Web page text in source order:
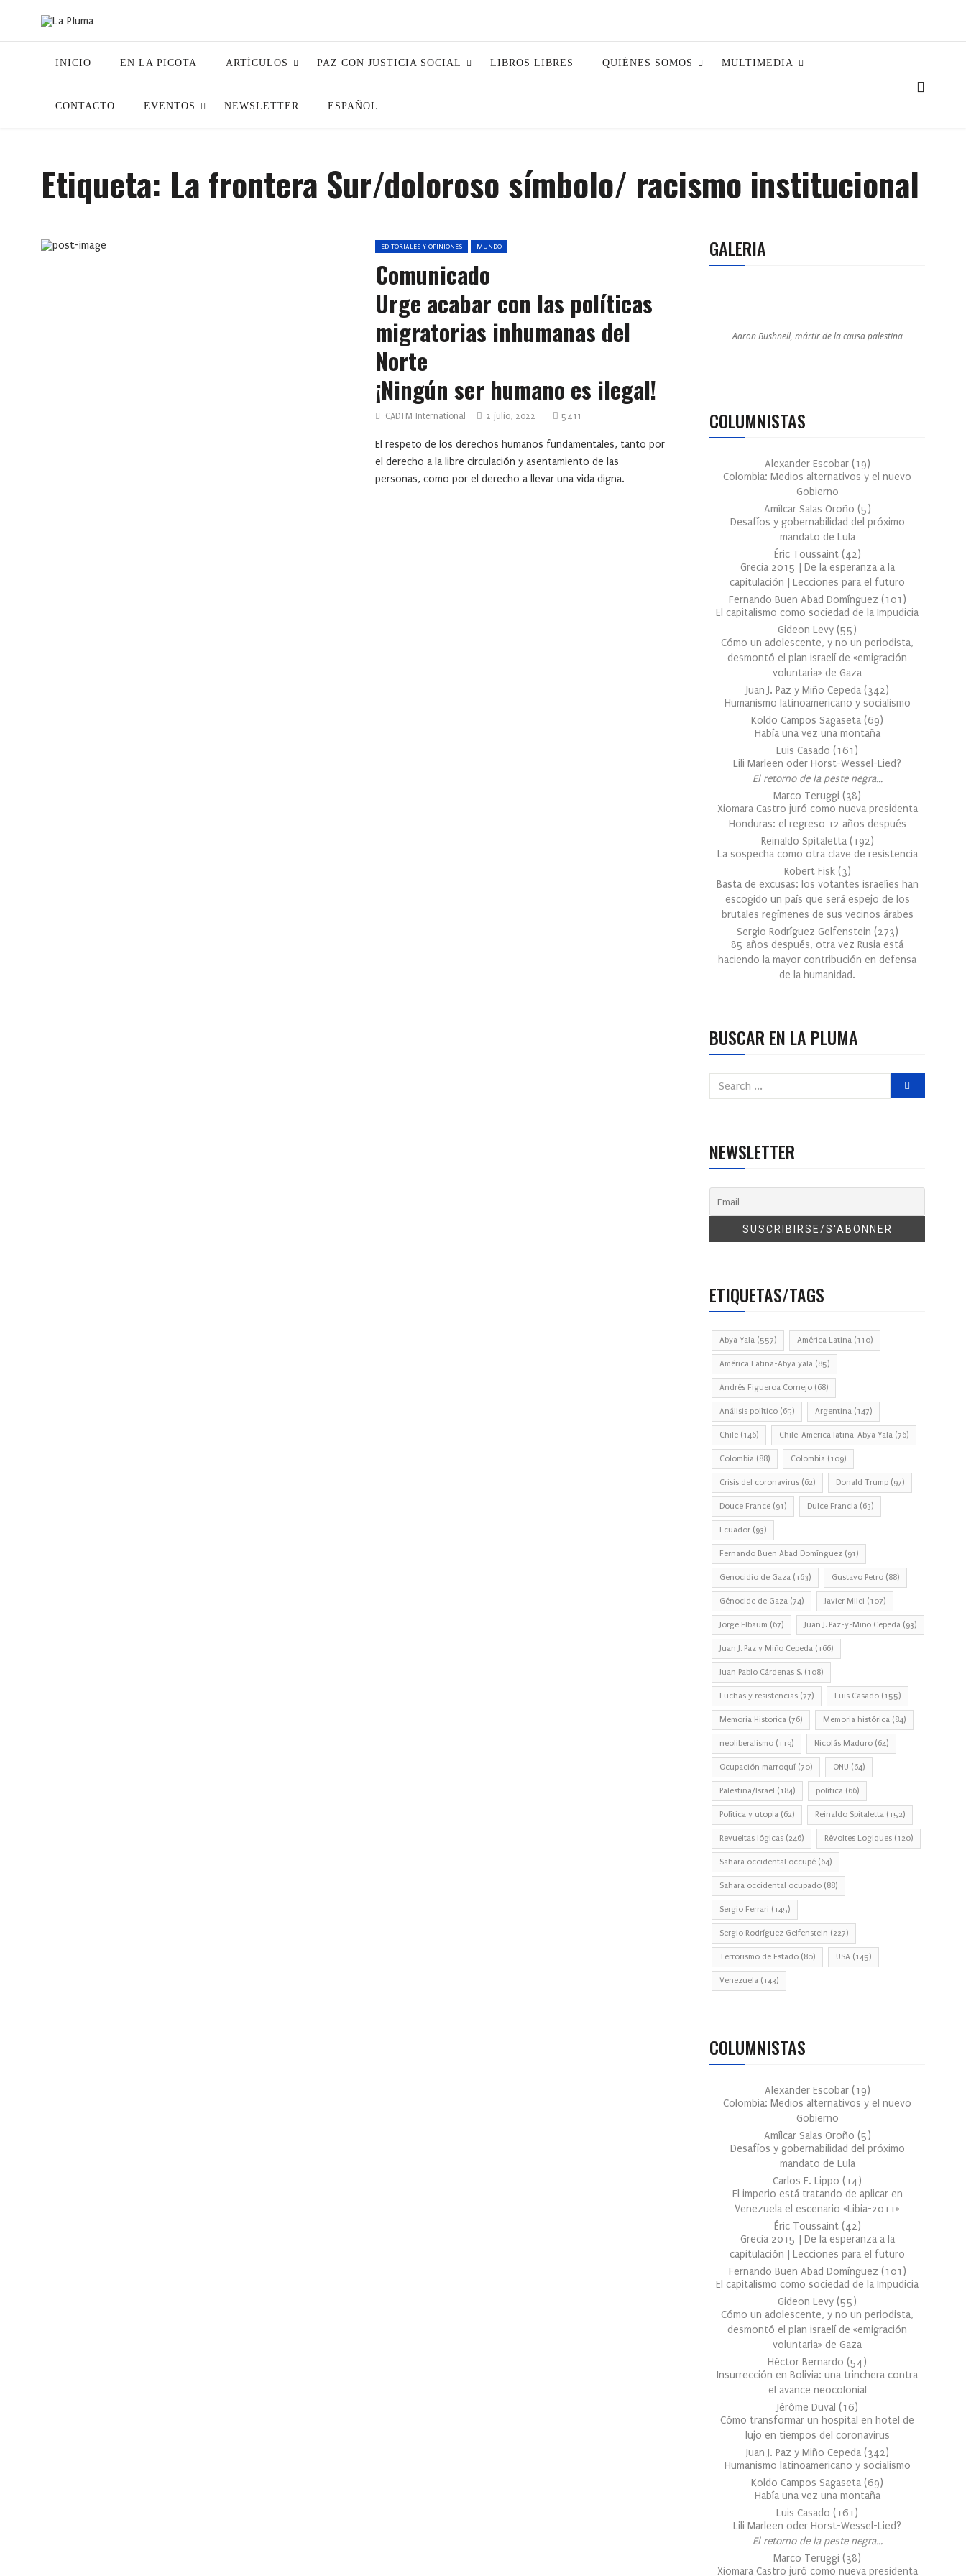
INICIO EN LA PICOTA ARTÍCULOS PAZ CON JUSTICIA SOCIAL LIBROS LIBRES QUIÉNES SOMOS MULTIMEDIA
CONTACTO EVENTOS NEWSLETTER ESPAÑOL
Etiqueta: La frontera Sur/doloroso símbolo/ racismo institucional
EDITORIALES Y OPINIONES MUNDO
Comunicado
Urge acabar con las políticas
migratorias inhumanas del
Norte
¡Ningún ser humano es ilegal!
CADTM International 2 julio, 2022 5411
El respeto de los derechos humanos fundamentales, tanto por
el derecho a la libre circulación y asentamiento de las
personas, como por el derecho a llevar una vida digna.
GALERIA
Aaron Bushnell, mártir de la causa palestina
COLUMNISTAS
Alexander Escobar (19)
Colombia: Medios alternativos y el nuevo
Gobierno
Amílcar Salas Oroño (5)
Desafíos y gobernabilidad del próximo
mandato de Lula
Éric Toussaint (42)
Grecia 2015 | De la esperanza a la
capitulación | Lecciones para el futuro
Fernando Buen Abad Domínguez (101 )
El capitalismo como sociedad de la Impudicia
Gideon Levy (55)
Cómo un adolescente, y no un periodista,
desmontó el plan israelí de «emigración
voluntaria» de Gaza
Juan J. Paz y Miño Cepeda (342)
Humanismo latinoamericano y socialismo
Koldo Campos Sagaseta (69)
Había una vez una montaña
Luis Casado (161 )
Lili Marleen oder Horst-Wessel-Lied?
El retorno de la peste negra…
Marco Teruggi (38)
Xiomara Castro juró como nueva presidenta
Honduras: el regreso 12 años después
Reinaldo Spitaletta (192)
La sospecha como otra clave de resistencia
Robert Fisk (3)
Basta de excusas: los votantes israelíes han
escogido un país que será espejo de los
brutales regímenes de sus vecinos árabes
Sergio Rodríguez Gelfenstein (273)
85 años después, otra vez Rusia está
haciendo la mayor contribución en defensa
de la humanidad.
BUSCAR EN LA PLUMA
NEWSLETTER
ETIQUETAS/TAGS
Abya Yala (557) América Latina (110)
América Latina-Abya yala (85)
Andrés Figueroa Cornejo (68)
Análisis político (65) Argentina (147)
Chile (146) Chile-America latina-Abya Yala (76)
Colombia (88) Colombia (109)
Crisis del coronavirus (62) Donald Trump (97)
Douce France (91) Dulce Francia (63)
Ecuador (93)
Fernando Buen Abad Domínguez (91)
Genocidio de Gaza (163) Gustavo Petro (88)
Génocide de Gaza (74) Javier Milei (107)
Jorge Elbaum (67) Juan J. Paz-y-Miño Cepeda (93)
Juan J. Paz y Miño Cepeda (166)
Juan Pablo Cárdenas S. (108)
Luchas y resistencias (77) Luis Casado (155)
Memoria Historica (76) Memoria histórica (84)
neoliberalismo (119) Nicolás Maduro (64)
Ocupación marroquí (70) ONU (64)
Palestina/Israel (184) política (66)
Política y utopia (62) Reinaldo Spitaletta (152)
Revueltas lógicas (246) Révoltes Logiques (120)
Sahara occidental occupé (64)
Sahara occidental ocupado (88)
Sergio Ferrari (145)
Sergio Rodríguez Gelfenstein (227)
Terrorismo de Estado (80) USA (145)
Venezuela (143)
COLUMNISTAS
Alexander Escobar (19)
Colombia: Medios alternativos y el nuevo
Gobierno
Amílcar Salas Oroño (5)
Desafíos y gobernabilidad del próximo
mandato de Lula
Carlos E. Lippo (14)
El imperio está tratando de aplicar en
Venezuela el escenario «Libia-2011»
Éric Toussaint (42)
Grecia 2015 | De la esperanza a la
capitulación | Lecciones para el futuro
Fernando Buen Abad Domínguez (101 )
El capitalismo como sociedad de la Impudicia
Gideon Levy (55)
Cómo un adolescente, y no un periodista,
desmontó el plan israelí de «emigración
voluntaria» de Gaza
Héctor Bernardo (54)
Insurrección en Bolivia: una trinchera contra
el avance neocolonial
Jérôme Duval (16)
Cómo transformar un hospital en hotel de
lujo en tiempos del coronavirus
Juan J. Paz y Miño Cepeda (342)
Humanismo latinoamericano y socialismo
Koldo Campos Sagaseta (69)
Había una vez una montaña
Luis Casado (161 )
Lili Marleen oder Horst-Wessel-Lied?
El retorno de la peste negra…
Marco Teruggi (38)
Xiomara Castro juró como nueva presidenta